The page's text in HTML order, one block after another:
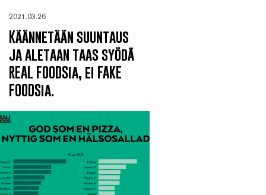
2021.03.26
Käännetään suuntaus
ja aletaan taas syödä
REAL FOODSia, ei FAKE
FOODSia.